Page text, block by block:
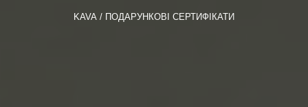
KAVA ПОДАРУНКОВІ СЕРТИФІКАТИ